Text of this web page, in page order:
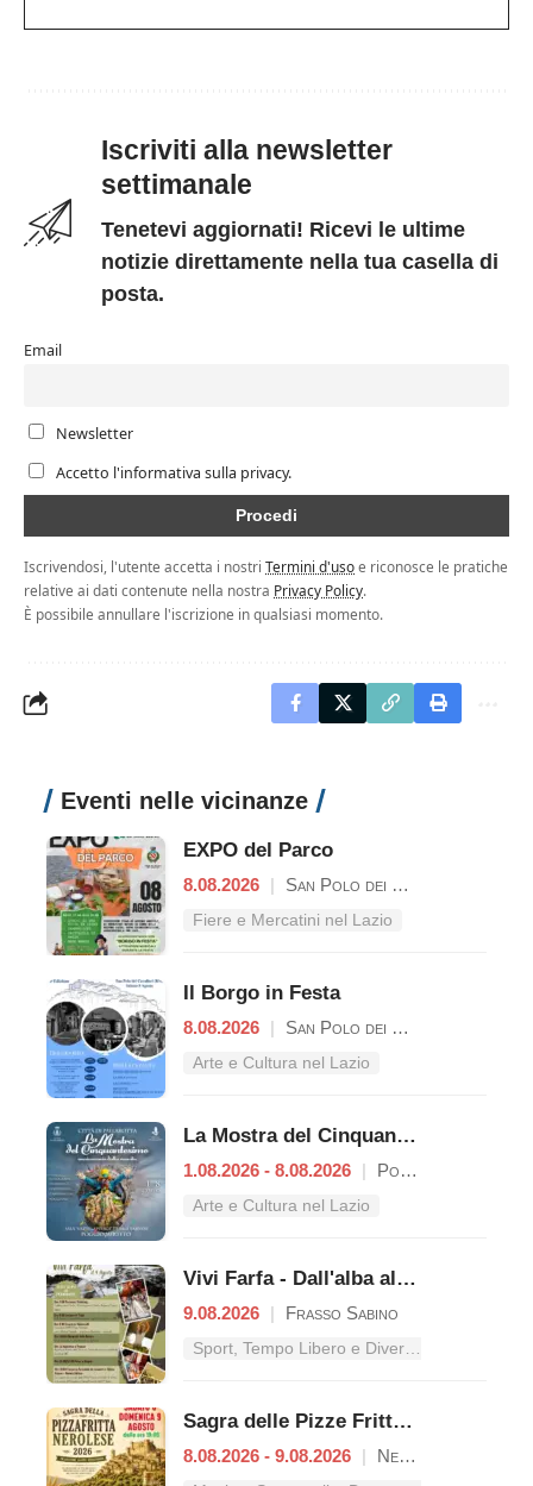
Iscriviti alla newsletter
settimanale
Tenetevi aggiornati! Ricevi le ultime
notizie direttamente nella tua casella di
posta.
Email
Newsletter
Accetto l'informativa sulla privacy.
Iscrivendosi, l'utente accetta i nostri Termini d'usoe riconosce le pratiche
relative ai dati contenute nella nostra Privacy Policy.
È possibile annullare l'iscrizione in qualsiasi momento.
Eventi nelle vicinanze
EXPO del Parco
8.08.2026 | San Polo dei Cavalieri
Fiere e Mercatini nel Lazio
Il Borgo in Festa
8.08.2026 | San Polo dei Cavalieri
Arte e Cultura nel Lazio
La Mostra del Cinquantesimo
1.08.2026 - 8.08.2026 | Poggio Mirteto
Arte e Cultura nel Lazio
Vivi Farfa - Dall'alba al tramonto
9.08.2026 | Frasso Sabino
Sport, Tempo Libero e Divertimento nel Lazio
Sagra delle Pizze Fritte Nerolesi
8.08.2026 - 9.08.2026 | Nerola